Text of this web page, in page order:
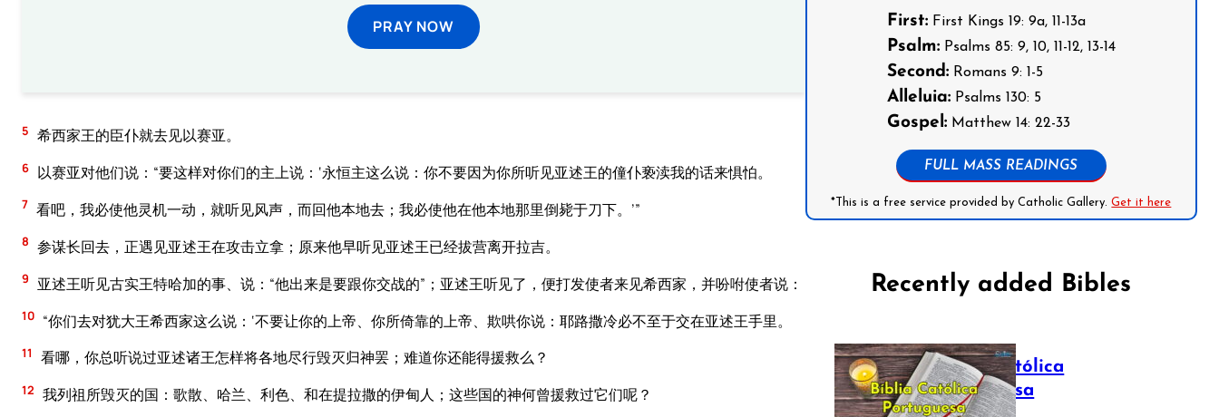
PRAY NOW
5 希西家王的臣仆就去见以赛亚。
6 以赛亚对他们说：“要这样对你们的主上说：‘永恒主这么说：你不要因为你所听见亚述王的僮仆亵渎我的话来惧怕。
7 看吧，我必使他灵机一动，就听见风声，而回他本地去；我必使他在他本地那里倒毙于刀下。’”
8 参谋长回去，正遇见亚述王在攻击立拿；原来他早听见亚述王已经拔营离开拉吉。
9 亚述王听见古实王特哈加的事、说：“他出来是要跟你交战的”；亚述王听见了，便打发使者来见希西家，并吩咐使者说：
10 “你们去对犹大王希西家这么说：‘不要让你的上帝、你所倚靠的上帝、欺哄你说：耶路撒冷必不至于交在亚述王手里。
11 看哪，你总听说过亚述诸王怎样将各地尽行毁灭归神罢；难道你还能得援救么？
12 我列祖所毁灭的国：歌散、哈兰、利色、和在提拉撒的伊甸人；这些国的神何曾援救过它们呢？
First:First Kings 19: 9a, 11-13a
Psalm:Psalms 85: 9, 10, 11-12, 13-14
Second:Romans 9: 1-5
Alleluia:Psalms 130: 5
Gospel:Matthew 14: 22-33
FULL MASS READINGS
*This is a free service provided by Catholic Gallery.Get it here
Recently added Bibles
Bíblia Católica
Portuguesa